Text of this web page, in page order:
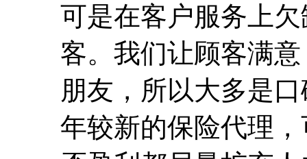
可是在客户服务上
客。我们让顾客满
朋友，所以大多是
年较新的保险代理